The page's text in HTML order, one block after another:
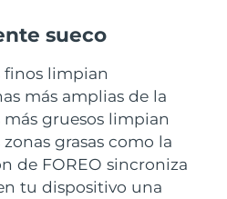
sueco
finos limpian
más amplias de la
gruesos limpian
grasas como la
de FOREO sincroniza
tu dispositivo una